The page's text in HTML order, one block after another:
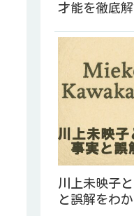
才能を徹底解
川上未映子
と誤解をわ